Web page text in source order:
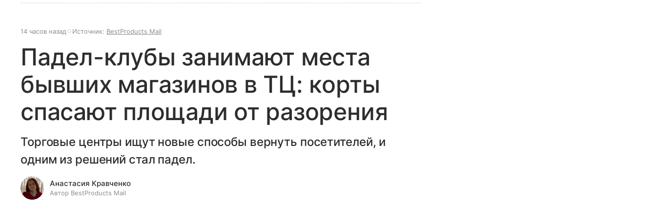
14 часов назад Источник: BestProducts Mail
Падел-клубы занимают места
бывших магазинов в ТЦ: корты
спасают площади от разорения
Торговые центры ищут новые способы вернуть посетителей, и
одним из решений стал падел.
Анастасия Кравченко
Автор BestProducts Mail